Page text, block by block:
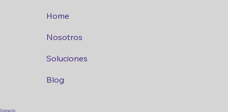
Home
Nosotros
Soluciones
Blog
Contacto